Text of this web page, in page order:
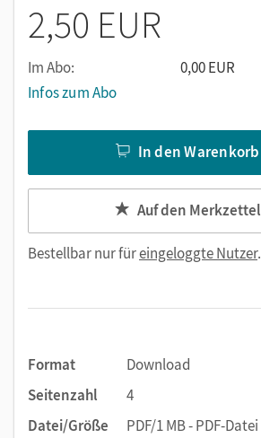
2,50 EUR
Im Abo:
0,00 EUR
Infos zum Abo
In den Warenkorb
Auf den Merkzettel
Bestellbar nur füreingeloggte Nutzer.
Format
Download
Seitenzahl
4
Datei/Größe
PDF/1 MB - PDF-Datei